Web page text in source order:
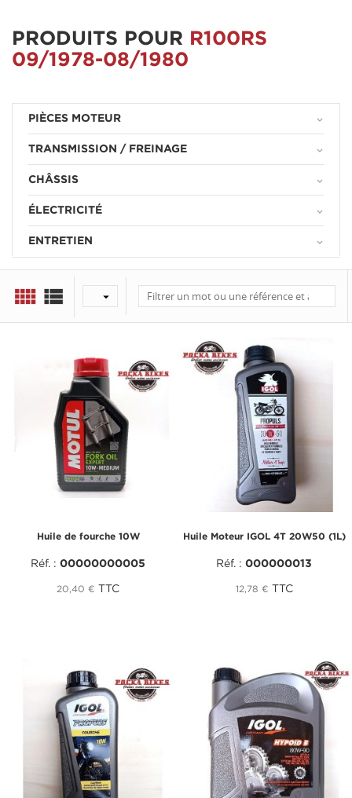
PRODUITS POUR
R100RS
09/1978-08/1980
PIÈCES MOTEUR keyboard_arrow_down
TRANSMISSION / FREINAGE keyboard_arrow_down
CHÂSSIS keyboard_arrow_down
ÉLECTRICITÉ keyboard_arrow_down
ENTRETIEN keyboard_arrow_down
  
Huile de fourche 10W
Réf. : 00000000005
20,40 € TTC
Huile Moteur IGOL 4T 20W50 (1L)
Réf. : 000000013
12,78 € TTC